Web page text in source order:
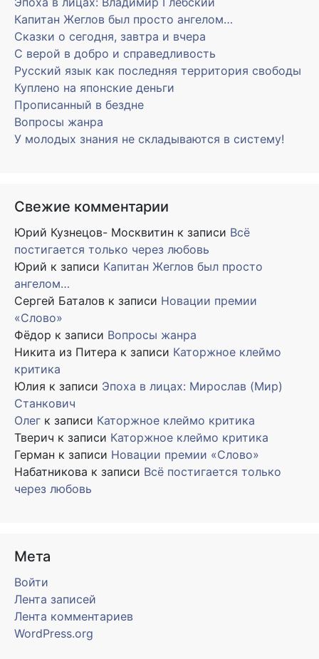
Капитан Жеглов был просто ангелом…
Сказки о сегодня, завтра и вчера
С верой в добро и справедливость
Русский язык как последняя территория свободы
Куплено на японские деньги
Прописанный в бездне
Вопросы жанра
У молодых знания не складываются в систему!
Свежие комментарии
Юрий Кузнецов- Москвитин к записи Всё
постигается только через любовь
Юрий к записи Капитан Жеглов был просто
ангелом…
Сергей Баталов к записи Новации премии
«Слово»
Фёдор к записи Вопросы жанра
Никита из Питера к записи Каторжное клеймо
критика
Юлия к записи Эпоха в лицах: Мирослав (Мир)
Станкович
Олег к записи Каторжное клеймо критика
Тверич к записи Каторжное клеймо критика
Герман к записи Новации премии «Слово»
Набатникова к записи Всё постигается только
через любовь
Мета
Войти
Лента записей
Лента комментариев
WordPress.org